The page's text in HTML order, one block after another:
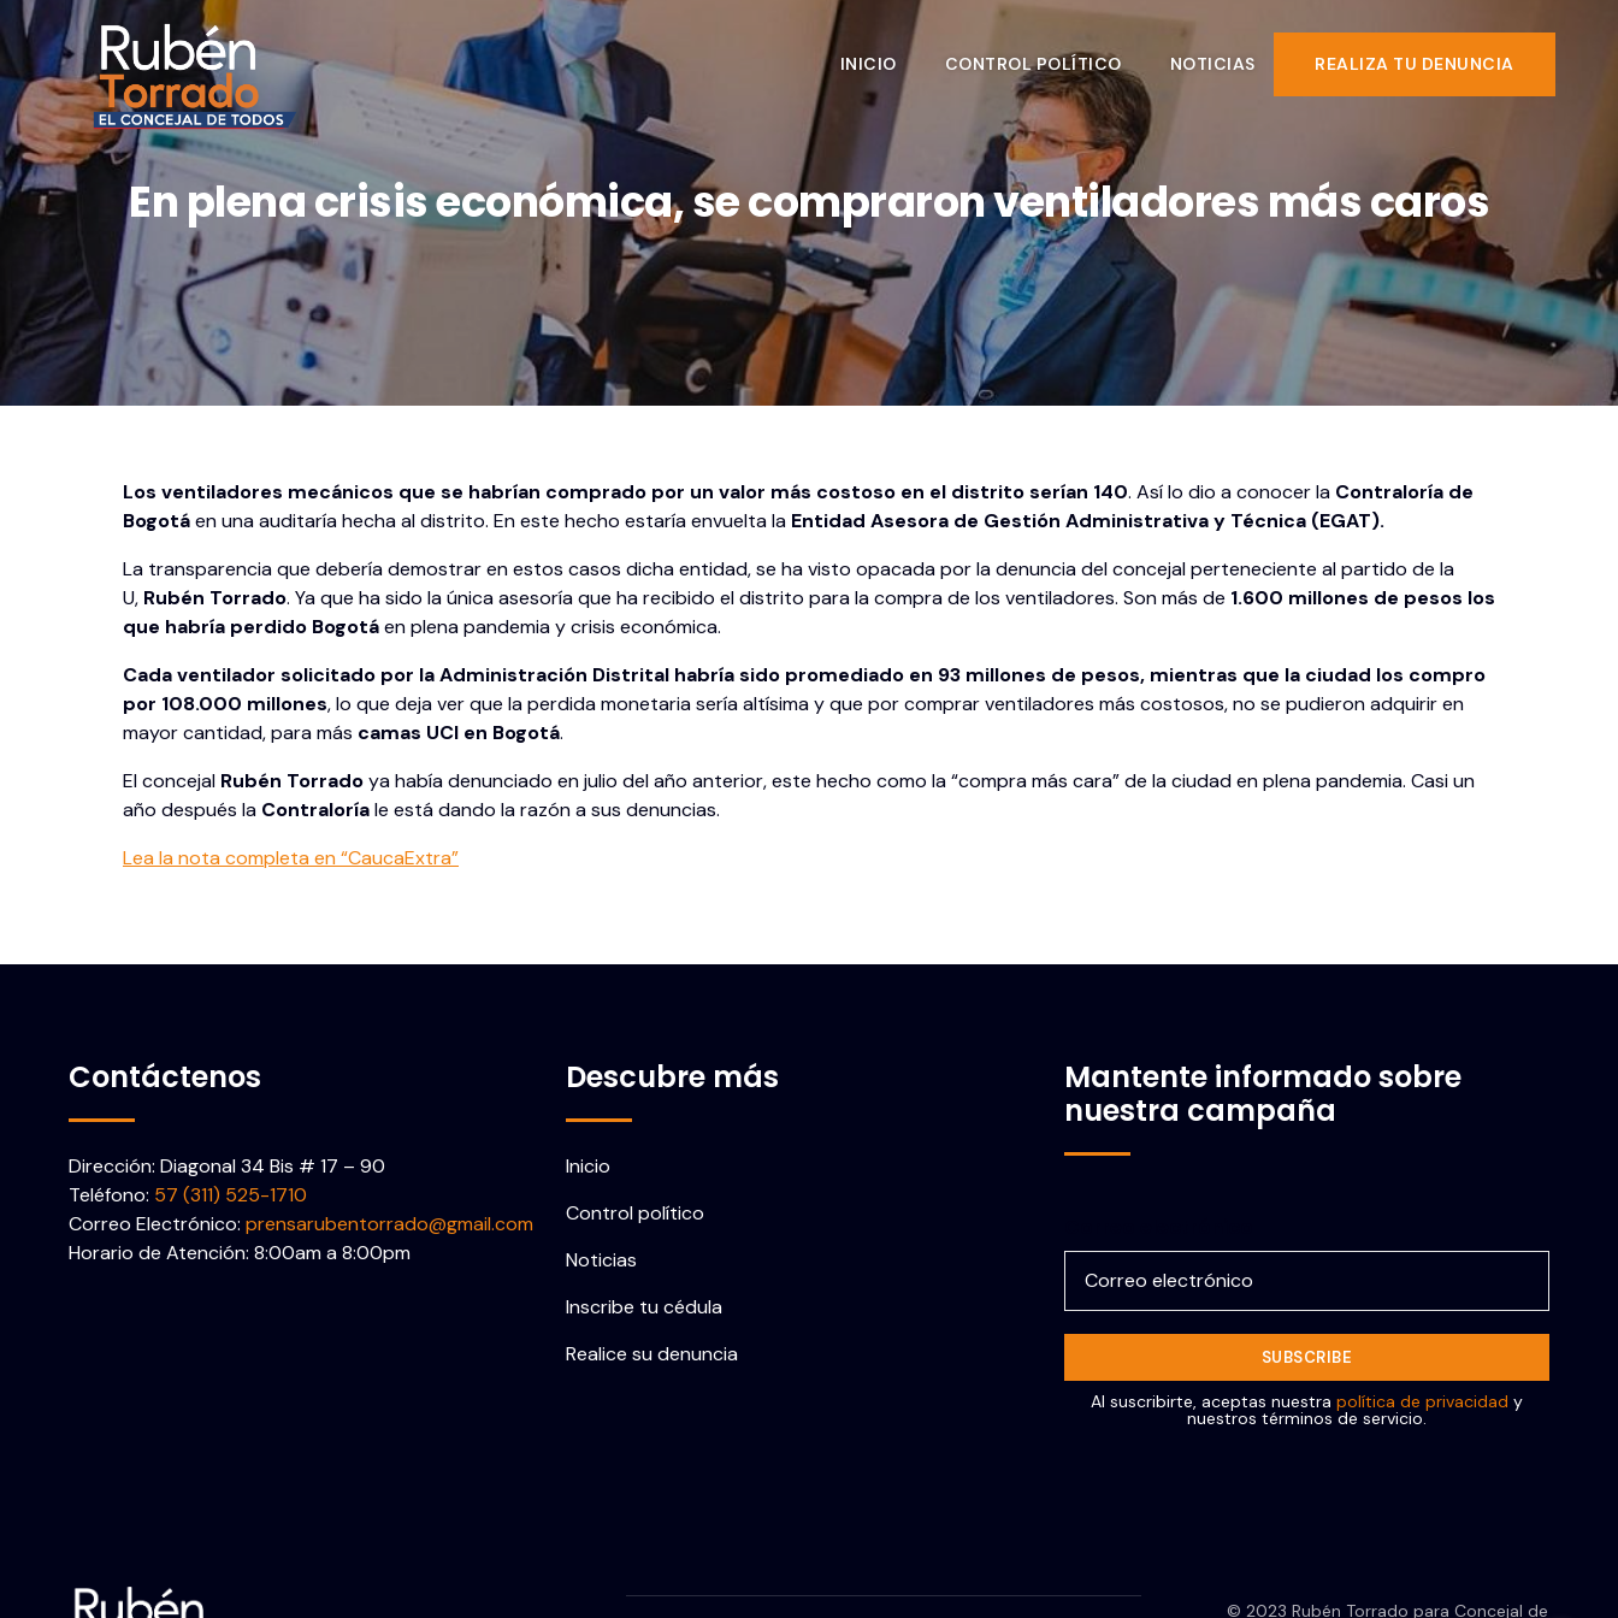
INICIO CONTROL POLÍTICO NOTICIAS REALIZA TU DENUNCIA
En plena crisis económica, se compraron ventiladores más caros
Los ventiladores mecánicos que se habrían comprado por un valor más costoso en el distrito serían 140. Así lo dio a conocer la Contraloría de
Bogotáen una auditaría hecha al distrito. En este hecho estaría envuelta la Entidad Asesora de Gestión Administrativa y Técnica (EGAT).
La transparencia que debería demostrar en estos casos dicha entidad, se ha visto opacada por la denuncia del concejal perteneciente al partido de la
U, Rubén Torrado. Ya que ha sido la única asesoría que ha recibido el distrito para la compra de los ventiladores. Son más de 1.600 millones de pesos los
que habría perdido Bogotáen plena pandemia y crisis económica.
Cada ventilador solicitado por la Administración Distrital habría sido promediado en 93 millones de pesos, mientras que la ciudad los compro
por 108.000 millones, lo que deja ver que la perdida monetaria sería altísima y que por comprar ventiladores más costosos, no se pudieron adquirir en
mayor cantidad, para más camas UCI en Bogotá.
El concejal Rubén Torradoya había denunciado en julio del año anterior, este hecho como la “compra más cara” de la ciudad en plena pandemia. Casi un
año después la Contraloríale está dando la razón a sus denuncias.
Lea la nota completa en “CaucaExtra”
Contáctenos
Dirección: Diagonal 34 Bis # 17 – 90
Teléfono: 57 (311) 525-1710
Correo Electrónico: prensarubentorrado@gmail.com
Horario de Atención: 8:00am a 8:00pm
Descubre más
Inicio
Control político
Noticias
Inscribe tu cédula
Realice su denuncia
Mantente informado sobre
nuestra campaña
Al suscribirte, aceptas nuestra política de privacidad y
nuestros términos de servicio.
© 2023 Rubén Torrado para Concejal de